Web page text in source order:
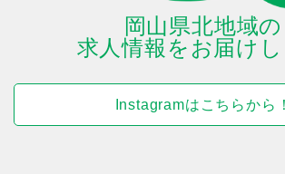
岡山県北地域の
求人情報をお届け
Instagramはこちらから！